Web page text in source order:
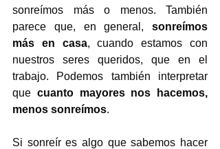
sonreímos más o menos. También
parece que, en general, sonreímos
más en casa, cuando estamos con
nuestros seres queridos, que en el
trabajo. Podemos también interpretar
que cuanto mayores nos hacemos,
menos sonreímos.
Si sonreír es algo que sabemos hacer